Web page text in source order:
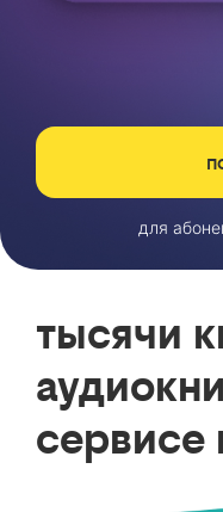
для
тысячи
сервисе